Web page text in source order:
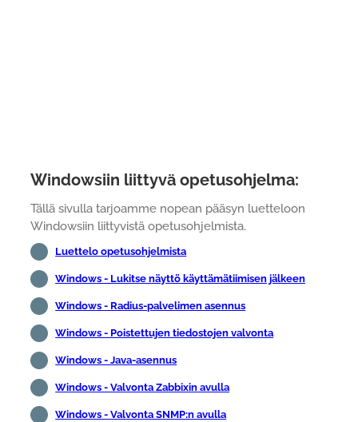
Windowsiin liittyvä opetusohjelma:
Tällä sivulla tarjoamme nopean pääsyn luetteloon
Windowsiin liittyvistä opetusohjelmista.
Luettelo opetusohjelmista
Windows - Lukitse näyttö käyttämätiimisen jälkeen
Windows - Radius-palvelimen asennus
Windows - Poistettujen tiedostojen valvonta
Windows - Java-asennus
Windows - Valvonta Zabbixin avulla
Windows - Valvonta SNMP:n avulla